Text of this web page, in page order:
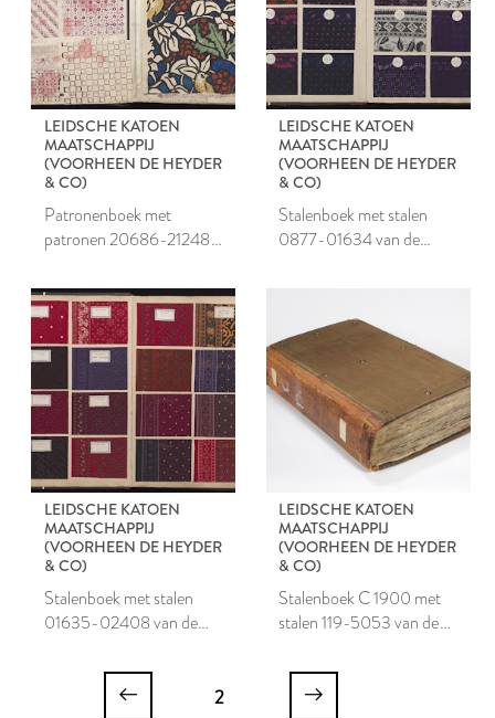
LEIDSCHE KATOEN
MAATSCHAPPIJ
(VOORHEEN DE HEYDER
& CO)
Patronenboek met
patronen 20686-21248
Maatschappij
LEIDSCHE KATOEN
MAATSCHAPPIJ
(VOORHEEN DE HEYDER
& CO)
Stalenboek met stalen
0877-01634 van de
LEIDSCHE KATOEN
MAATSCHAPPIJ
(VOORHEEN DE HEYDER
& CO)
Stalenboek met stalen
01635-02408 van de
Maatschappij
LEIDSCHE KATOEN
MAATSCHAPPIJ
(VOORHEEN DE HEYDER
& CO)
Stalenboek C 1900 met
stalen 119-5053 van de
Maatschappij
2